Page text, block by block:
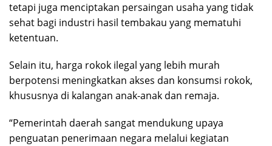
tetapi juga menciptakan persaingan usaha yang tidak
sehat bagi industri hasil tembakau yang mematuhi
ketentuan.
Selain itu, harga rokok ilegal yang lebih murah
berpotensi meningkatkan akses dan konsumsi rokok,
khususnya di kalangan anak-anak dan remaja.
“Pemerintah daerah sangat mendukung upaya
penguatan penerimaan negara melalui kegiatan